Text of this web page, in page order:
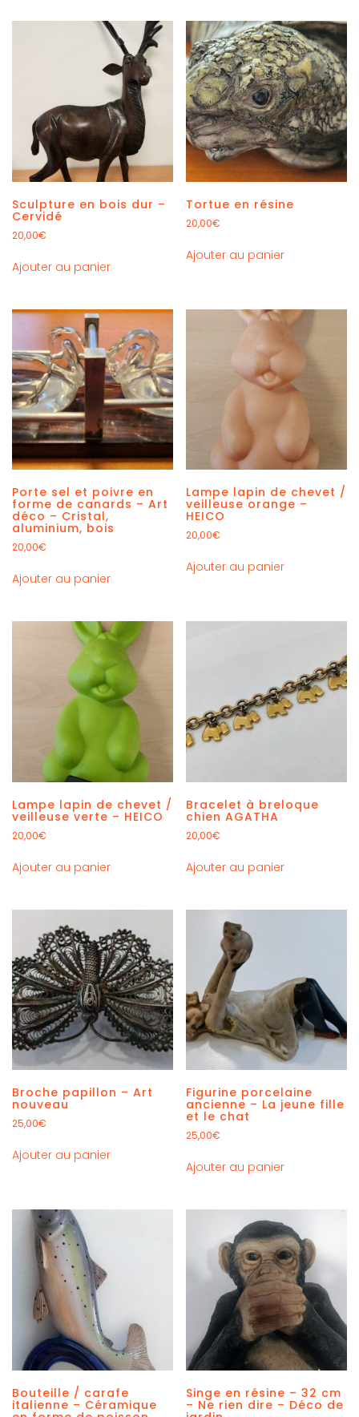
Sculpture en bois dur –
Cervidé
20,00€
Ajouter au panier
Tortue en résine
20,00€
Ajouter au panier
Porte sel et poivre en
forme de canards – Art
déco – Cristal,
aluminium, bois
20,00€
Ajouter au panier
Lampe lapin de chevet /
veilleuse orange –
HEICO
20,00€
Ajouter au panier
Lampe lapin de chevet /
veilleuse verte – HEICO
20,00€
Ajouter au panier
Bracelet à breloque
chien AGATHA
20,00€
Ajouter au panier
Broche papillon – Art
nouveau
25,00€
Ajouter au panier
Figurine porcelaine
ancienne – La jeune fille
et le chat
25,00€
Ajouter au panier
Bouteille / carafe
italienne – Céramique
Singe en résine – 32 cm
– Ne rien dire – Déco de